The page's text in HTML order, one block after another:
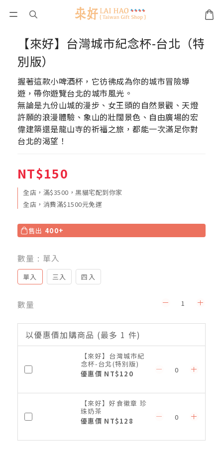
【來好】台灣城市紀念杯-台北（特
別版）
握著這款小啤酒杯，它彷彿成為你的城市冒險導
遊，帶你遊覽台北的城市風光。
無論是九份山城的漫步、女王頭的自然景觀、天燈
許願的浪漫體驗、象山的壯闊景色、自由廣場的宏
偉建築還是龍山寺的祈福之旅，都能一次滿足你對
台北的渴望！
NT$150
全店，滿$3500，黑貓宅配到你家
全店，消費滿$1500元免運
售出 400+
數量 : 單入
單入 三入 四入
數量
以優惠價加購商品 (最多 1 件)
【來好】台灣城市紀
念杯-台北(特別版)
優惠價 NT$120
【來好】好食徽章 珍
珠奶茶
優惠價 NT$128